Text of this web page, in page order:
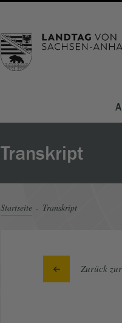
Transkript
Startseite Transkript
Zurück